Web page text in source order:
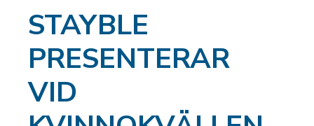
STAYBLE
PRESENTERAR
VID